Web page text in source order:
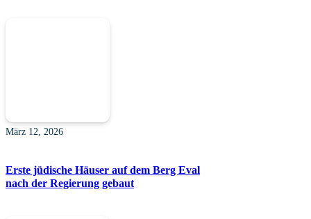
März 12, 2026
Erste jüdische Häuser auf dem Berg Eval
nach der Regierung gebaut